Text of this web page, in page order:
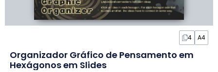
4 A4
Organizador Gráfico de Pensamento em
Hexágonos em Slides